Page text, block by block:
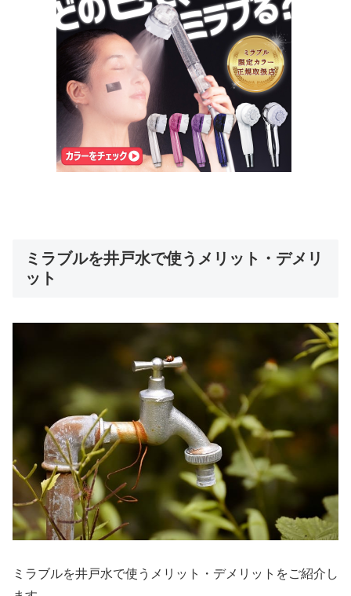
ミラブルを井戸水で使うメリット・デメリ
ット
ミラブルを井戸水で使うメリット・デメリットをご紹介し